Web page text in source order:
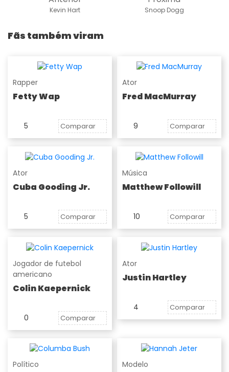
Snoop Dogg
Kevin Hart
Fãs também viram
Rapper
Fetty Wap
5 Comparar
Ator
Fred MacMurray
9 Comparar
Ator
Cuba Gooding Jr.
5 Comparar
Música
Matthew Followill
10 Comparar
Jogador de futebol
americano
Colin Kaepernick
0 Comparar
Ator
Justin Hartley
4 Comparar
Político Modelo